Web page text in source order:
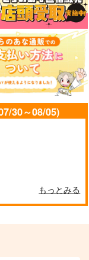
サンプル
作品詳細
30～08/05)
もっとみる